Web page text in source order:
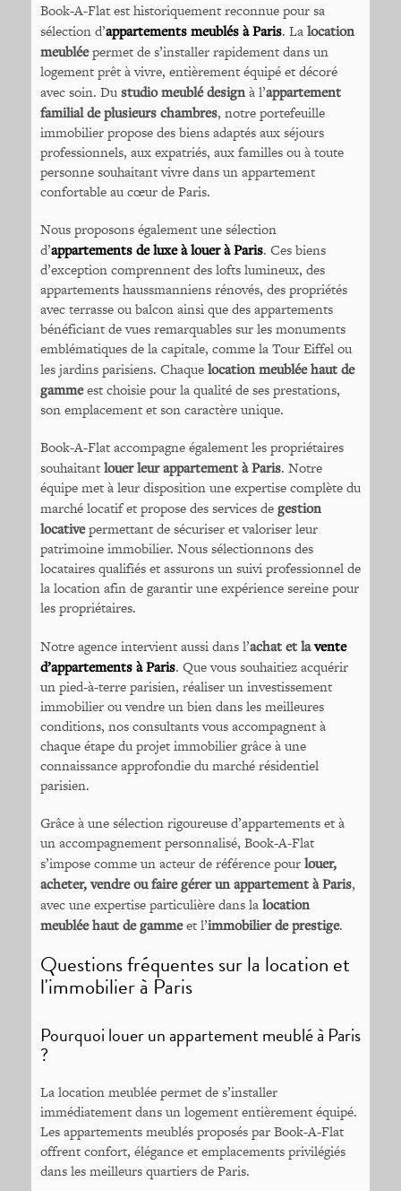
Book-A-Flat est historiquement reconnue pour sa
sélection d’appartements meublés à Paris. La location
meubléepermet de s’installer rapidement dans un
logement prêt à vivre, entièrement équipé et décoré
avec soin. Du studio meublé designà l’appartement
familial de plusieurs chambres, notre portefeuille
immobilier propose des biens adaptés aux séjours
professionnels, aux expatriés, aux familles ou à toute
personne souhaitant vivre dans un appartement
confortable au cœur de Paris.
Nous proposons également une sélection
d’appartements de luxe à louer à Paris. Ces biens
d’exception comprennent des lofts lumineux, des
appartements haussmanniens rénovés, des propriétés
avec terrasse ou balcon ainsi que des appartements
bénéficiant de vues remarquables sur les monuments
emblématiques de la capitale, comme la Tour Eiffel ou
les jardins parisiens. Chaque location meublée haut de
gammeest choisie pour la qualité de ses prestations,
son emplacement et son caractère unique.
Book-A-Flat accompagne également les propriétaires
souhaitant louer leur appartement à Paris. Notre
équipe met à leur disposition une expertise complète du
marché locatif et propose des services de gestion
locativepermettant de sécuriser et valoriser leur
patrimoine immobilier. Nous sélectionnons des
locataires qualifiés et assurons un suivi professionnel de
la location afin de garantir une expérience sereine pour
les propriétaires.
Notre agence intervient aussi dans l’achat et lavente
d’appartements à Paris. Que vous souhaitiez acquérir
un pied-à-terre parisien, réaliser un investissement
immobilier ou vendre un bien dans les meilleures
conditions, nos consultants vous accompagnent à
chaque étape du projet immobilier grâce à une
connaissance approfondie du marché résidentiel
parisien.
Grâce à une sélection rigoureuse d’appartements et à
un accompagnement personnalisé, Book-A-Flat
s’impose comme un acteur de référence pour louer,
acheter, vendre ou faire gérer un appartement à Paris,
avec une expertise particulière dans la location
meublée haut de gammeet l’immobilier de prestige.
Questions fréquentes sur la location et
l'immobilier à Paris
Pourquoi louer un appartement meublé à Paris
?
La location meublée permet de s’installer
immédiatement dans un logement entièrement équipé.
Les appartements meublés proposés par Book-A-Flat
offrent confort, élégance et emplacements privilégiés
dans les meilleurs quartiers de Paris.